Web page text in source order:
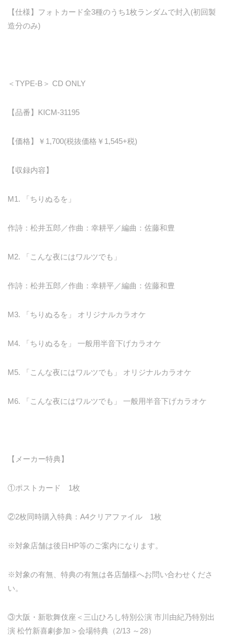
【仕様】フォトカード全3種のうち1枚ランダムで封入(初回製
造分のみ)
＜TYPE-B＞ CD ONLY
【品番】KICM-31195
【価格】￥1,700(税抜価格￥1,545+税)
【収録内容】
M1. 「ちりぬるを」
作詩：松井五郎／作曲：幸耕平／編曲：佐藤和豊
M2. 「こんな夜にはワルツでも」
作詩：松井五郎／作曲：幸耕平／編曲：佐藤和豊
M3. 「ちりぬるを」 オリジナルカラオケ
M4. 「ちりぬるを」 一般用半音下げカラオケ
M5. 「こんな夜にはワルツでも」 オリジナルカラオケ
M6. 「こんな夜にはワルツでも」 一般用半音下げカラオケ
【メーカー特典】
①ポストカード 1枚
②2枚同時購入特典：A4クリアファイル 1枚
※対象店舗は後日HP等のご案内になります。
※対象の有無、特典の有無は各店舗様へお問い合わせくださ
い。
③大阪・新歌舞伎座＜三山ひろし特別公演 市川由紀乃特別出
演 松竹新喜劇参加＞会場特典（2/13 ～28）